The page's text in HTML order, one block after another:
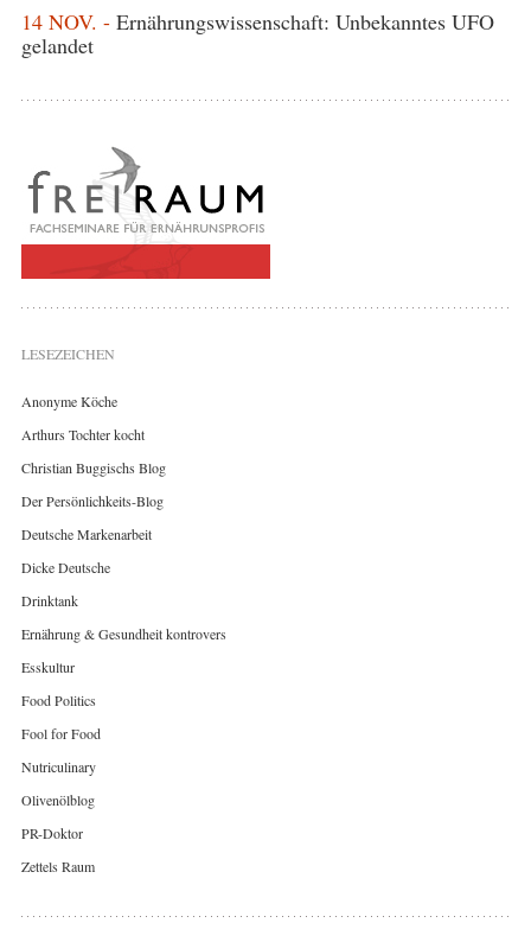
14 NOV. - Ernährungswissenschaft: Unbekanntes UFO
gelandet
LESEZEICHEN
Anonyme Köche
Arthurs Tochter kocht
Christian Buggischs Blog
Der Persönlichkeits-Blog
Deutsche Markenarbeit
Dicke Deutsche
Drinktank
Ernährung & Gesundheit kontrovers
Esskultur
Food Politics
Fool for Food
Nutriculinary
Olivenölblog
PR-Doktor
Zettels Raum